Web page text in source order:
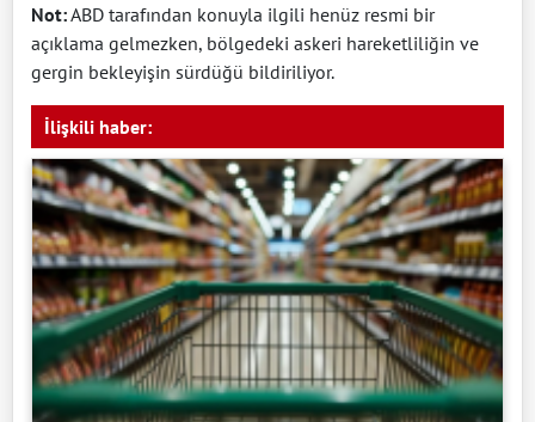
Not:ABD tarafından konuyla ilgili henüz resmi bir
açıklama gelmezken, bölgedeki askeri hareketliliğin ve
gergin bekleyişin sürdüğü bildiriliyor.
İlişkili haber: